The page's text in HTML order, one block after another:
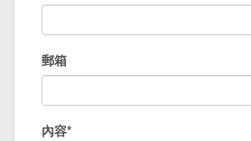
郵箱
內容*